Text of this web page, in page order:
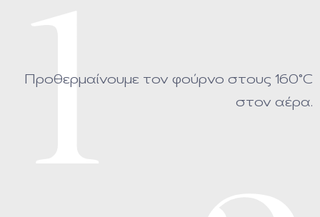
1
Προθερμαίνουμε τον φούρνο στους 160°C
στον αέρα.